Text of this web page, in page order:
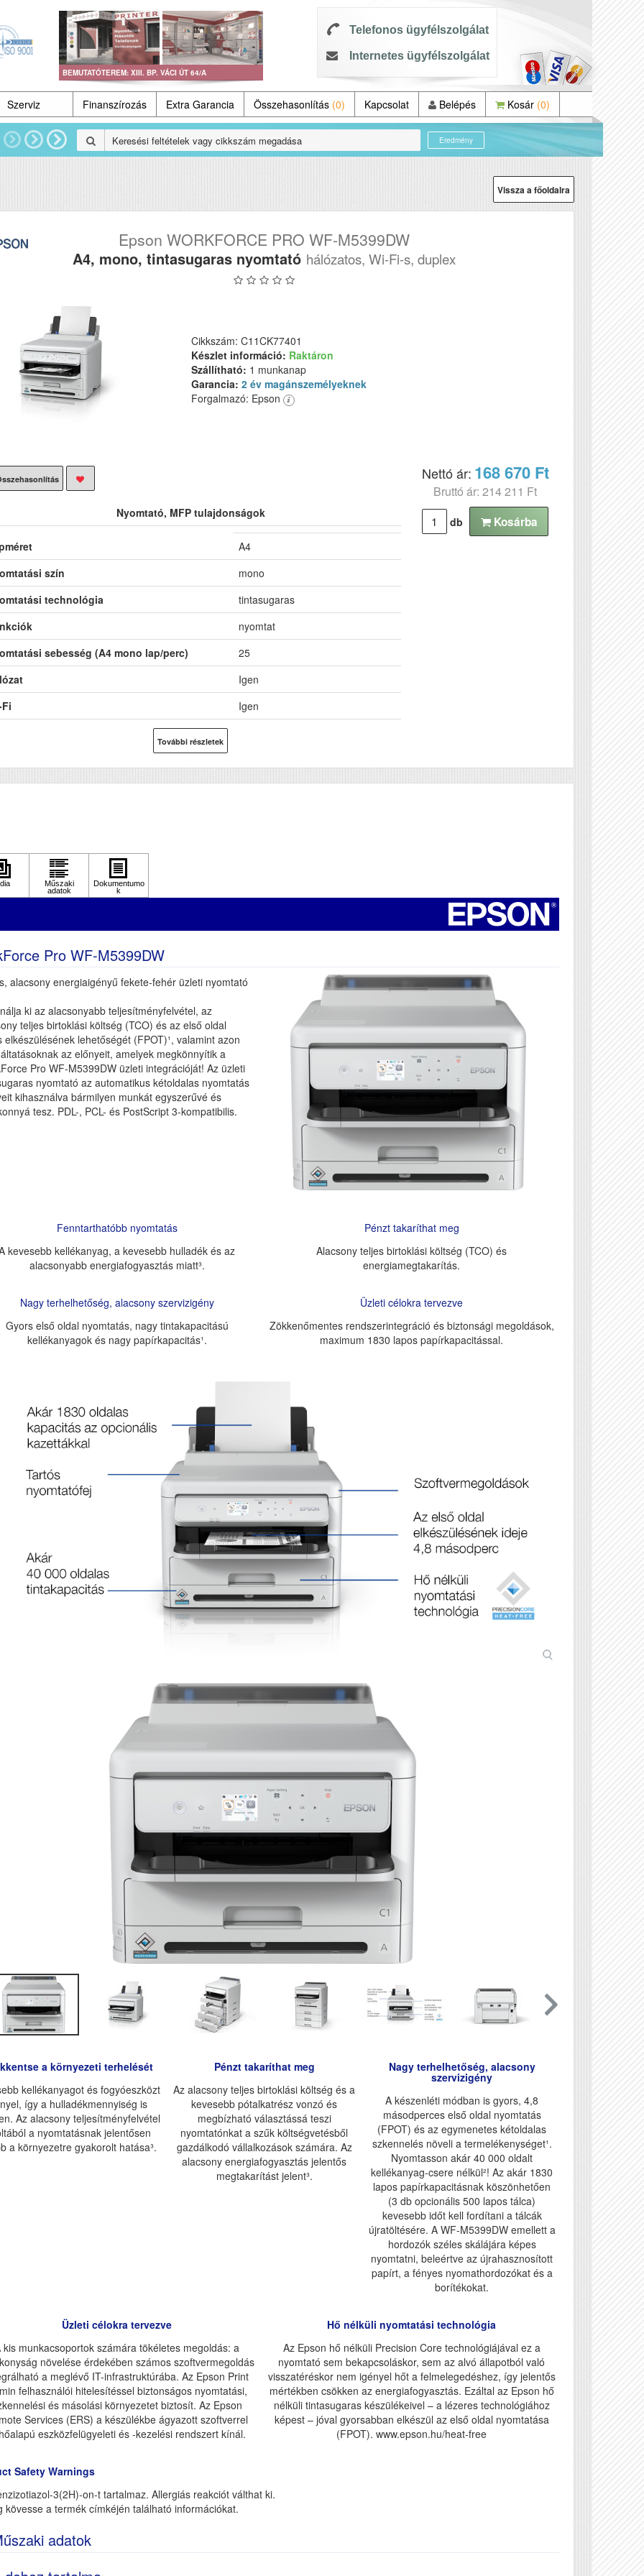
BEMUTATÓTEREM: XIII. BP. VÁCI ÚT 64/A
Telefonos ügyfélszolgálat
Internetes ügyfélszolgálat
Szerviz Finanszírozás Extra Garancia Összehasonlítás (0) Kapcsolat Belépés Kosár (0)
Eredmény
Vissza a főoldalra
Epson WORKFORCE PRO WF-M5399DW
A4, mono, tintasugaras nyomtató hálózatos, Wi-Fi-s, duplex
Cikkszám: C11CK77401
Készlet információ: Raktáron
Szállítható: 1 munkanap
Garancia: 2 év magánszemélyeknek
Forgalmazó: Epson
Nyomtató, MFP tulajdonságok
A4
szín
mono
technológia
tintasugaras
nyomtat
sebesség (A4 mono lap/perc)
25
Igen
Igen
(automatikus lapolvasó)
Nem
fekete nyomat elkészítési ideje (mp)
(kg)
(ma x szé x mé mm)
425x535x357
További részletek
Nettó ár: 168 670 Ft
Bruttó ár: 214 211 Ft
db Kosárba
Pro WF-M5399DW
alacsony energiaigényű fekete-fehér üzleti nyomtató
ki az alacsonyabb teljesítményfelvétel, az
teljes birtoklási költség (TCO) és az első oldal
elkészülésének lehetőségét (FPOT)¹, valamint azon
az előnyeit, amelyek megkönnyítik a
Pro WF-M5399DW üzleti integrációját! Az üzleti
nyomtató az automatikus kétoldalas nyomtatás
kihasználva bármilyen munkát egyszerűvé és
tesz. PDL-, PCL- és PostScript 3-kompatibilis.
Fenntarthatóbb nyomtatás
kevesebb kellékanyag, a kevesebb hulladék és az
alacsonyabb energiafogyasztás miatt³.
Pénzt takaríthat meg
Alacsony teljes birtoklási költség (TCO) és
energiamegtakarítás.
Nagy terhelhetőség, alacsony szervizigény
Gyors első oldal nyomtatás, nagy tintakapacitású
kellékanyagok és nagy papírkapacitás¹.
Üzleti célokra tervezve
Zökkenőmentes rendszerintegráció és biztonsági megoldások,
maximum 1830 lapos papírkapacitással.
a környezeti terhelését
kellékanyagot és fogyóeszközt
így a hulladékmennyiség is
Az alacsony teljesítményfelvétel
a nyomtatásnak jelentősen
a környezetre gyakorolt hatása³.
Pénzt takaríthat meg
Az alacsony teljes birtoklási költség és a
kevesebb pótalkatrész vonzó és
megbízható választássá teszi
nyomtatónkat a szűk költségvetésből
gazdálkodó vállalkozások számára. Az
alacsony energiafogyasztás jelentős
megtakarítást jelent³.
Nagy terhelhetőség, alacsony
szervizigény
A készenléti módban is gyors, 4,8
másodperces első oldal nyomtatás
(FPOT) és az egymenetes kétoldalas
szkennelés növeli a termelékenységet¹.
Nyomtasson akár 40 000 oldalt
kellékanyag-csere nélkül²! Az akár 1830
lapos papírkapacitásnak köszönhetően
(3 db opcionális 500 lapos tálca)
kevesebb időt kell fordítani a tálcák
újratöltésére. A WF-M5399DW emellett a
hordozók széles skálájára képes
nyomtatni, beleértve az újrahasznosított
papírt, a fényes nyomathordozókat és a
borítékokat.
Üzleti célokra tervezve
kis munkacsoportok számára tökéletes megoldás: a
növelése érdekében számos szoftvermegoldás
a meglévő IT-infrastruktúrába. Az Epson Print
felhasználói hitelesítéssel biztonságos nyomtatási,
és másolási környezetet biztosít. Az Epson
Services (ERS) a készülékbe ágyazott szoftverrel
eszközfelügyeleti és -kezelési rendszert kínál.
Hő nélküli nyomtatási technológia
Az Epson hő nélküli Precision Core technológiájával ez a
nyomtató sem bekapcsoláskor, sem az alvó állapotból való
visszatéréskor nem igényel hőt a felmelegedéshez, így jelentős
mértékben csökken az energiafogyasztás. Ezáltal az Epson hő
nélküli tintasugaras készülékeivel – a lézeres technológiához
képest – jóval gyorsabban elkészül az első oldal nyomtatása
(FPOT). www.epson.hu/heat-free
Safety Warnings
3(2H)-on-t tartalmaz. Allergiás reakciót válthat ki.
kövesse a termék címkéjén található információkat.
adatok